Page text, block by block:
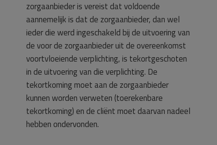
zorgaanbieder is vereist dat voldoende
aannemelijk is dat de zorgaanbieder, dan wel
ieder die werd ingeschakeld bij de uitvoering van
de voor de zorgaanbieder uit de overeenkomst
voortvloeiende verplichting, is tekortgeschoten
in de uitvoering van die verplichting. De
tekortkoming moet aan de zorgaanbieder
kunnen worden verweten (toerekenbare
tekortkoming) en de cliënt moet daarvan nadeel
hebben ondervonden.